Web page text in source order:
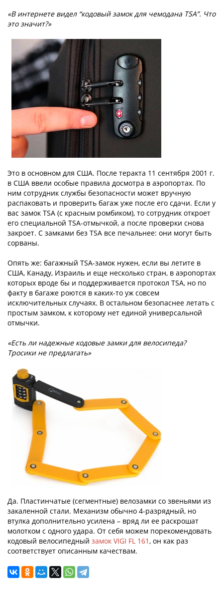
«В интернете видел “кодовый замок для чемодана TSA”. Что
это значит?»
Это в основном для США. После теракта 11 сентября 2001 г.
в США ввели особые правила досмотра в аэропортах. По
ним сотрудник службы безопасности может вручную
распаковать и проверить багаж уже после его сдачи. Если у
вас замок TSA (с красным ромбиком), то сотрудник откроет
его специальной TSA-отмычкой, а после проверки снова
закроет. С замками без TSA все печальнее: они могут быть
сорваны.
Опять же: багажный TSA-замок нужен, если вы летите в
США, Канаду, Израиль и еще несколько стран, в аэропортах
которых вроде бы и поддерживается протокол TSA, но по
факту в багаже роются в каких-то уж совсем
исключительных случаях. В остальном безопаснее летать с
простым замком, к которому нет единой универсальной
отмычки.
«Есть ли надежные кодовые замки для велосипеда?
Тросики не предлагать»
Да. Пластинчатые (сегментные) велозамки со звеньями из
закаленной стали. Механизм обычно 4-разрядный, но
втулка дополнительно усилена – вряд ли ее раскрошат
молотком с одного удара. От себя можем порекомендовать
кодовый велосипедный замок VIGI FL 161 , он как раз
соответствует описанным качествам.